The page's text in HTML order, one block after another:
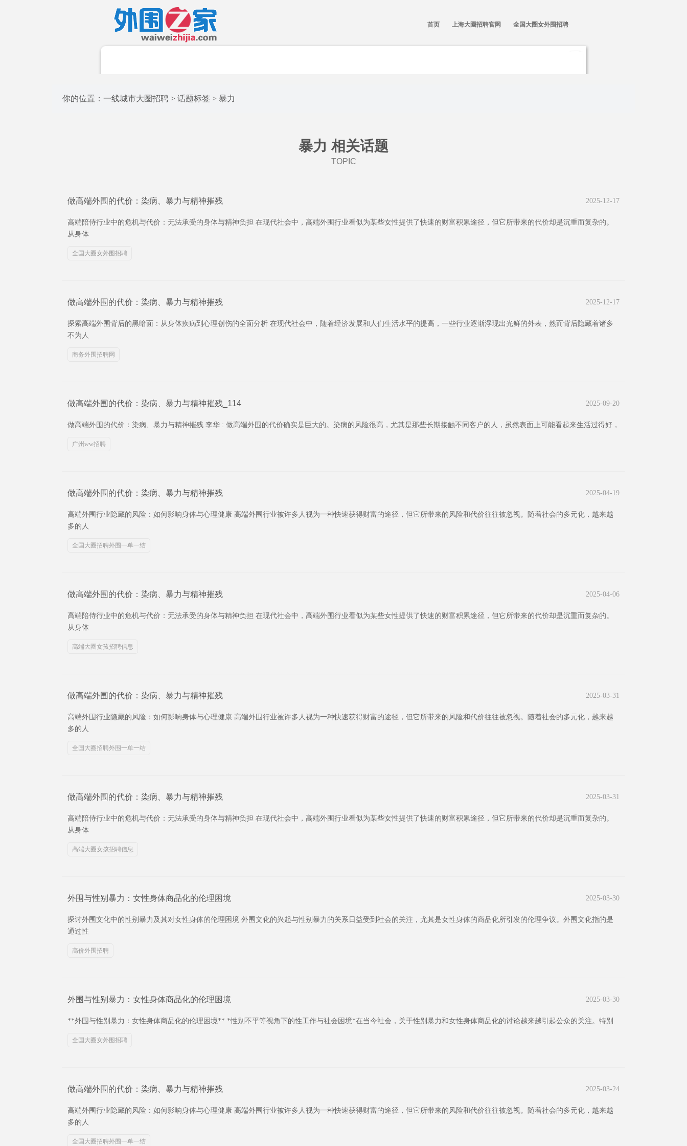
首页 上海大圈招聘官网 全国大圈女外围招聘
你的位置： 一线城市大圈招聘 > 话题标签 > 暴力
暴力 相关话题
TOPIC
做高端外围的代价：染病、暴力与精神摧残 2025-12-17
高端陪侍行业中的危机与代价：无法承受的身体与精神负担 在现代社会中，高端外围行业看似为某些女性提供了快速的财富积累途径，但它所带来的代价却是沉重而复杂的。
从身体
全国大圈女外围招聘
做高端外围的代价：染病、暴力与精神摧残 2025-12-17
探索高端外围背后的黑暗面：从身体疾病到心理创伤的全面分析 在现代社会中，随着经济发展和人们生活水平的提高，一些行业逐渐浮现出光鲜的外表，然而背后隐藏着诸多
不为人
商务外围招聘网
做高端外围的代价：染病、暴力与精神摧残_114 2025-09-20
做高端外围的代价：染病、暴力与精神摧残 李华 : 做高端外围的代价确实是巨大的。染病的风险很高，尤其是那些长期接触不同客户的人，虽然表面上可能看起来生活过得好，
广州ww招聘
做高端外围的代价：染病、暴力与精神摧残 2025-04-19
高端外围行业隐藏的风险：如何影响身体与心理健康 高端外围行业被许多人视为一种快速获得财富的途径，但它所带来的风险和代价往往被忽视。随着社会的多元化，越来越
多的人
全国大圈招聘外围一单一结
做高端外围的代价：染病、暴力与精神摧残 2025-04-06
高端陪侍行业中的危机与代价：无法承受的身体与精神负担 在现代社会中，高端外围行业看似为某些女性提供了快速的财富积累途径，但它所带来的代价却是沉重而复杂的。
从身体
高端大圈女孩招聘信息
做高端外围的代价：染病、暴力与精神摧残 2025-03-31
高端外围行业隐藏的风险：如何影响身体与心理健康 高端外围行业被许多人视为一种快速获得财富的途径，但它所带来的风险和代价往往被忽视。随着社会的多元化，越来越
多的人
全国大圈招聘外围一单一结
做高端外围的代价：染病、暴力与精神摧残 2025-03-31
高端陪侍行业中的危机与代价：无法承受的身体与精神负担 在现代社会中，高端外围行业看似为某些女性提供了快速的财富积累途径，但它所带来的代价却是沉重而复杂的。
从身体
高端大圈女孩招聘信息
外围与性别暴力：女性身体商品化的伦理困境 2025-03-30
探讨外围文化中的性别暴力及其对女性身体的伦理困境 外围文化的兴起与性别暴力的关系日益受到社会的关注，尤其是女性身体的商品化所引发的伦理争议。外围文化指的是
通过性
高价外围招聘
外围与性别暴力：女性身体商品化的伦理困境 2025-03-30
**外围与性别暴力：女性身体商品化的伦理困境** *性别不平等视角下的性工作与社会困境*在当今社会，关于性别暴力和女性身体商品化的讨论越来越引起公众的关注。特别
全国大圈女外围招聘
做高端外围的代价：染病、暴力与精神摧残 2025-03-24
高端外围行业隐藏的风险：如何影响身体与心理健康 高端外围行业被许多人视为一种快速获得财富的途径，但它所带来的风险和代价往往被忽视。随着社会的多元化，越来越
多的人
全国大圈招聘外围一单一结